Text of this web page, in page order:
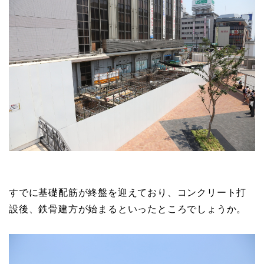
すでに基礎配筋が終盤を迎えており、コンクリート打
設後、鉄骨建方が始まるといったところでしょうか。